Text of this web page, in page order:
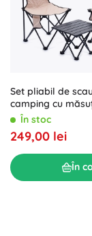
Set pliabil de
camping cu
În stoc
249,00 lei
În